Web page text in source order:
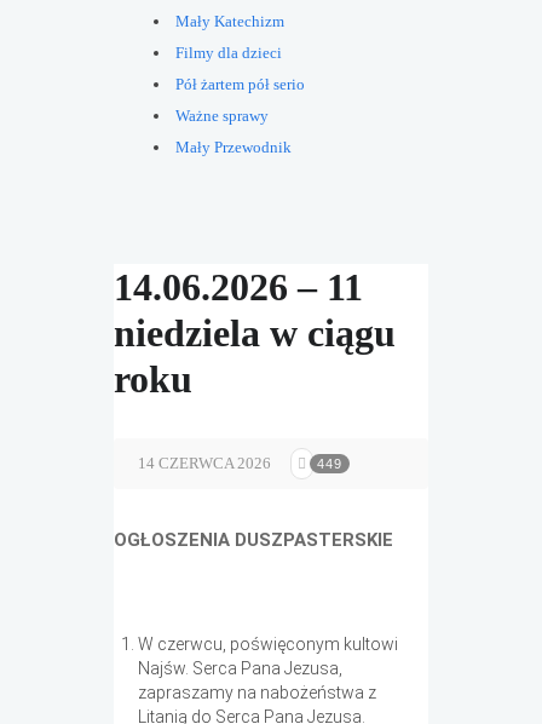
Mały Katechizm
Filmy dla dzieci
Pół żartem pół serio
Ważne sprawy
Mały Przewodnik
14.06.2026 – 11
niedziela w ciągu
roku
14 CZERWCA 2026 449
OGŁOSZENIA DUSZPASTERSKIE
W czerwcu, poświęconym kultowi
Najśw. Serca Pana Jezusa,
zapraszamy na nabożeństwa z
Litanią do Serca Pana Jezusa.